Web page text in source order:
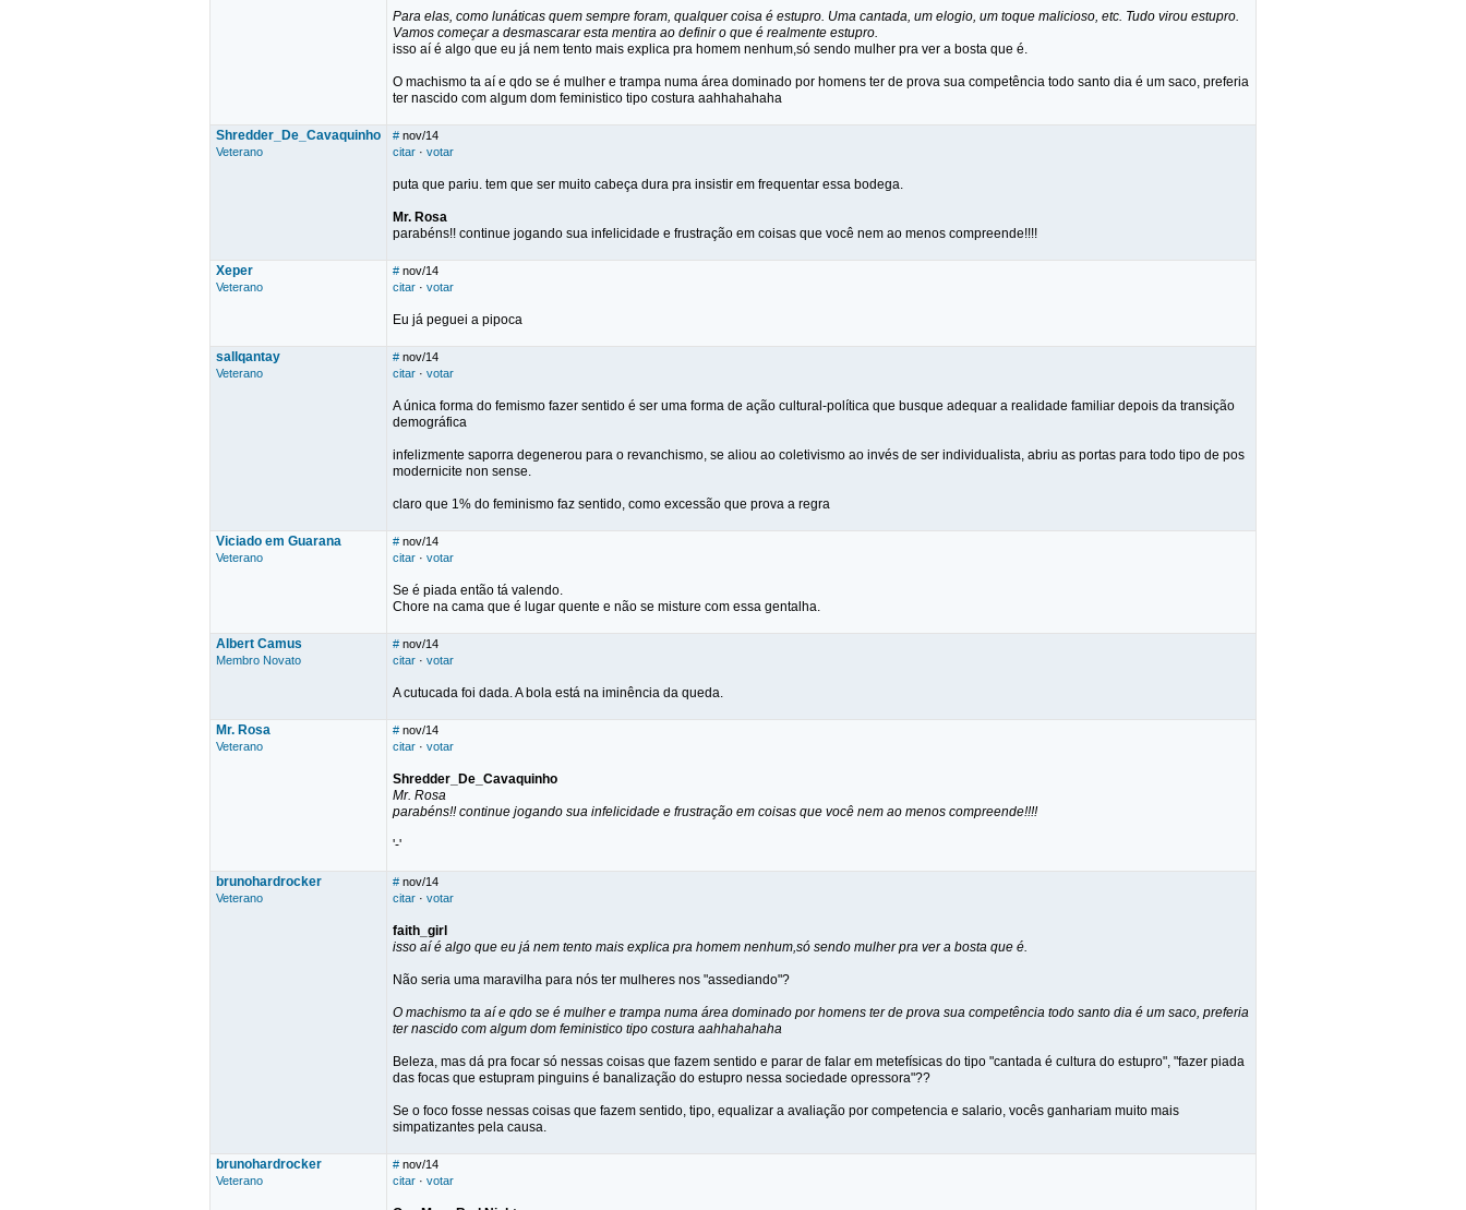
Para elas, como lunáticas quem sempre foram, qualquer coisa é estupro. Uma cantada, um elogio, um toque malicioso, etc. Tudo virou estupro.
Vamos começar a desmascarar esta mentira ao definir o que é realmente estupro.
isso aí é algo que eu já nem tento mais explica pra homem nenhum,só sendo mulher pra ver a bosta que é.
O machismo ta aí e qdo se é mulher e trampa numa área dominado por homens ter de prova sua competência todo santo dia é um saco, preferia
ter nascido com algum dom feministico tipo costura aahhahahaha
Shredder_De_Cavaquinho
Veterano
# nov/14
citar · votar
puta que pariu. tem que ser muito cabeça dura pra insistir em frequentar essa bodega.
Mr. Rosa
parabéns!! continue jogando sua infelicidade e frustração em coisas que você nem ao menos compreende!!!!
Xeper
Veterano
# nov/14
citar · votar
Eu já peguei a pipoca
sallqantay
Veterano
# nov/14
citar · votar
A única forma do femismo fazer sentido é ser uma forma de ação cultural-política que busque adequar a realidade familiar depois da transição
demográfica
infelizmente saporra degenerou para o revanchismo, se aliou ao coletivismo ao invés de ser individualista, abriu as portas para todo tipo de pos
modernicite non sense.
claro que 1% do feminismo faz sentido, como excessão que prova a regra
Viciado em Guarana
Veterano
# nov/14
citar · votar
Se é piada então tá valendo.
Chore na cama que é lugar quente e não se misture com essa gentalha.
Albert Camus
Membro Novato
# nov/14
citar · votar
A cutucada foi dada. A bola está na iminência da queda.
Mr. Rosa
Veterano
# nov/14
citar · votar
Shredder_De_Cavaquinho
Mr. Rosa
parabéns!! continue jogando sua infelicidade e frustração em coisas que você nem ao menos compreende!!!!
'-'
brunohardrocker
Veterano
# nov/14
citar · votar
faith_girl
isso aí é algo que eu já nem tento mais explica pra homem nenhum,só sendo mulher pra ver a bosta que é.
Não seria uma maravilha para nós ter mulheres nos "assediando"?
O machismo ta aí e qdo se é mulher e trampa numa área dominado por homens ter de prova sua competência todo santo dia é um saco, preferia
ter nascido com algum dom feministico tipo costura aahhahahaha
Beleza, mas dá pra focar só nessas coisas que fazem sentido e parar de falar em metefísicas do tipo "cantada é cultura do estupro", "fazer piada
das focas que estupram pinguins é banalização do estupro nessa sociedade opressora"??
Se o foco fosse nessas coisas que fazem sentido, tipo, equalizar a avaliação por competencia e salario, vocês ganhariam muito mais
simpatizantes pela causa.
brunohardrocker
Veterano
# nov/14
citar · votar